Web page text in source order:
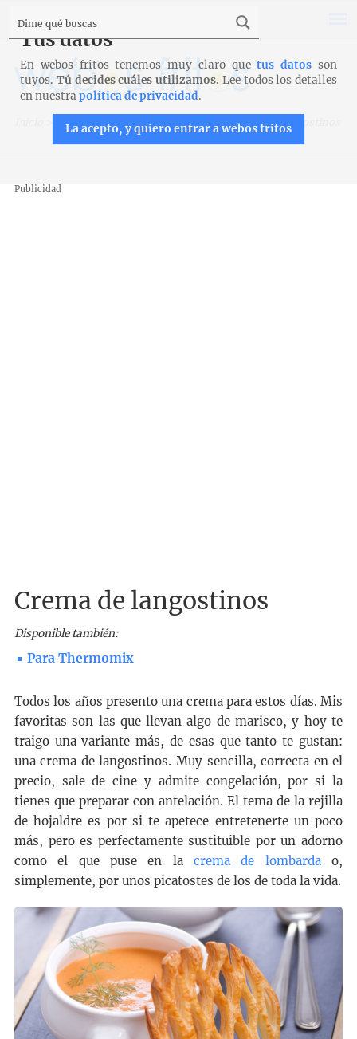
Recetas Cremas, sopas y guisos Crema de langostinos
Publicidad
Crema de langostinos
Disponible también:
Para Thermomix
Todos los años presento una crema para estos días. Mis
favoritas son las que llevan algo de marisco, y hoy te
traigo una variante más, de esas que tanto te gustan:
una crema de langostinos. Muy sencilla, correcta en el
precio, sale de cine y admite congelación, por si la
tienes que preparar con antelación. El tema de la rejilla
de hojaldre es por si te apetece entretenerte un poco
más, pero es perfectamente sustituible por un adorno
como el que puse en lacrema de lombardao,
simplemente, por unos picatostes de los de toda la vida.
Tus datos
En webos fritos tenemos muy claro quetus datos son
tuyos. Tú decides cuáles utilizamos. Lee todos los detalles
en nuestrapolítica de privacidad.
La acepto, y quiero entrar a webos fritos